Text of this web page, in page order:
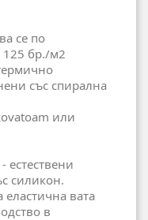
се по
125 бр./м2
със спирална
или
естествени
силикон.
вата
в